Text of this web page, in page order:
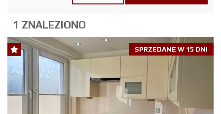
1 ZNALEZIONO
SPRZEDANE W 15 DNI